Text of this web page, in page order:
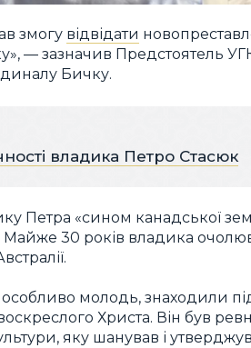
змогу відвідати
— зазначив Предстоятель
Бичку.
владика Петро Стасюк
Петра «сином канадської
30 років владика
молодь, знаходили
Христа. Він був
яку шанував і